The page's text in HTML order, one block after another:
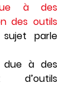
à des
des outils
parle
due à des
d’outils